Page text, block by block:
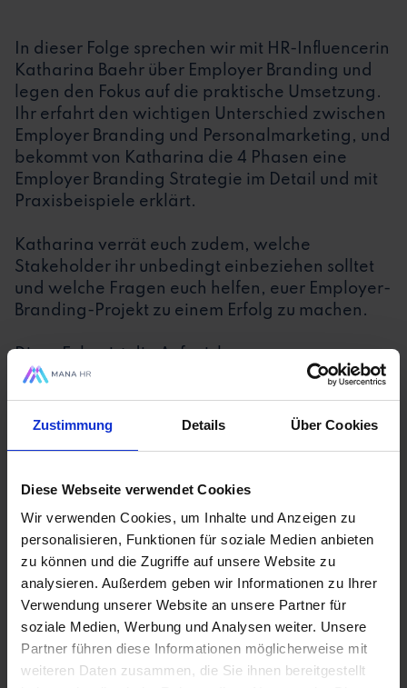
Zustimmung Details Über Cookies
Diese Webseite verwendet Cookies
Wir verwenden Cookies, um Inhalte und Anzeigen zu
personalisieren, Funktionen für soziale Medien anbieten
zu können und die Zugriffe auf unsere Website zu
analysieren. Außerdem geben wir Informationen zu Ihrer
Verwendung unserer Website an unsere Partner für
soziale Medien, Werbung und Analysen weiter. Unsere
Partner führen diese Informationen möglicherweise mit
weiteren Daten zusammen, die Sie ihnen bereitgestellt
In dieser Folge sprechen wir mit HR-Influencerin
Katharina Baehr über Employer Branding und
legen den Fokus auf die praktische Umsetzung.
Ihr erfahrt den wichtigen Unterschied zwischen
Employer Branding und Personalmarketing, und
bekommt von Katharina die 4 Phasen eine
Employer Branding Strategie im Detail und mit
Praxisbeispiele erklärt.
Katharina verrät euch zudem, welche
Stakeholder ihr unbedingt einbeziehen solltet
und welche Fragen euch helfen, euer Employer-
Branding-Projekt zu einem Erfolg zu machen.
interaktiven Podcast-Event „TA LiveCast“ – ihr
könnt sie euch also auch als Video anschauen
https://mana-hr.de/hr-wissen/events/ta-
Präsentiert wird der Podcast von mana HR
Software für Talent Acquisition und Recruiting
➡️ Präsentation aus dem Event:
https://hub.mana-hr.de/hubfs/Präsentation TA
LiveCast #4 - Employer Branding - So gelingts